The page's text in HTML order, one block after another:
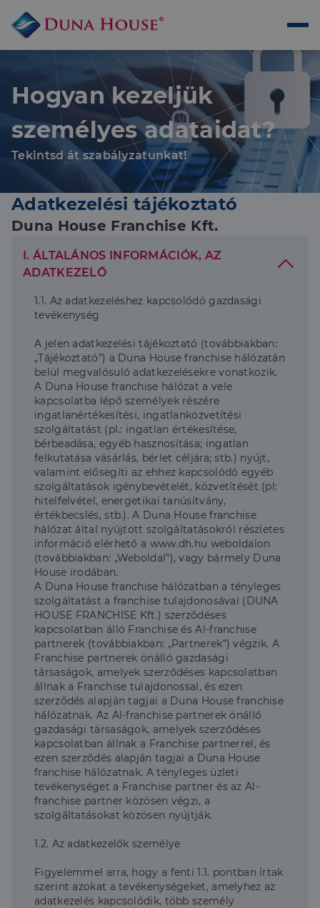
Hogyan kezeljük
személyes adataidat?
Tekintsd át szabályzatunkat!
Adatkezelési tájékoztató
Duna House Franchise Kft.
I. ÁLTALÁNOS INFORMÁCIÓK, AZ
ADATKEZELŐ
1.1. Az adatkezeléshez kapcsolódó gazdasági
tevékenység
A jelen adatkezelési tájékoztató (továbbiakban:
„Tájékoztató”) a Duna House franchise hálózatán
belül megvalósuló adatkezelésekre vonatkozik.
A Duna House franchise hálózat a vele
kapcsolatba lépő személyek részére
ingatlanértékesítési, ingatlanközvetítési
szolgáltatást (pl.: ingatlan értékesítése,
bérbeadása, egyéb hasznosítása; ingatlan
felkutatása vásárlás, bérlet céljára; stb.) nyújt,
valamint elősegíti az ehhez kapcsolódó egyéb
szolgáltatások igénybevételét, közvetítését (pl:
hitelfelvétel, energetikai tanúsítvány,
értékbecslés, stb.). A Duna House franchise
hálózat által nyújtott szolgáltatásokról részletes
információ elérhető a www.dh.hu weboldalon
(továbbiakban: „Weboldal”), vagy bármely Duna
House irodában.
A Duna House franchise hálózatban a tényleges
szolgáltatást a franchise tulajdonosával (DUNA
HOUSE FRANCHISE Kft.) szerződéses
kapcsolatban álló Franchise és Al-franchise
partnerek (továbbiakban: „Partnerek”) végzik. A
Franchise partnerek önálló gazdasági
társaságok, amelyek szerződéses kapcsolatban
állnak a Franchise tulajdonossal, és ezen
szerződés alapján tagjai a Duna House franchise
hálózatnak. Az Al-franchise partnerek önálló
gazdasági társaságok, amelyek szerződéses
kapcsolatban állnak a Franchise partnerrel, és
ezen szerződés alapján tagjai a Duna House
franchise hálózatnak. A tényleges üzleti
tevékenységet a Franchise partner és az Al-
franchise partner közösen végzi, a
szolgáltatásokat közösen nyújtják.
1.2. Az adatkezelők személye
Figyelemmel arra, hogy a fenti 1.1. pontban írtak
szerint azokat a tevékenységeket, amelyhez az
adatkezelés kapcsolódik, több személy